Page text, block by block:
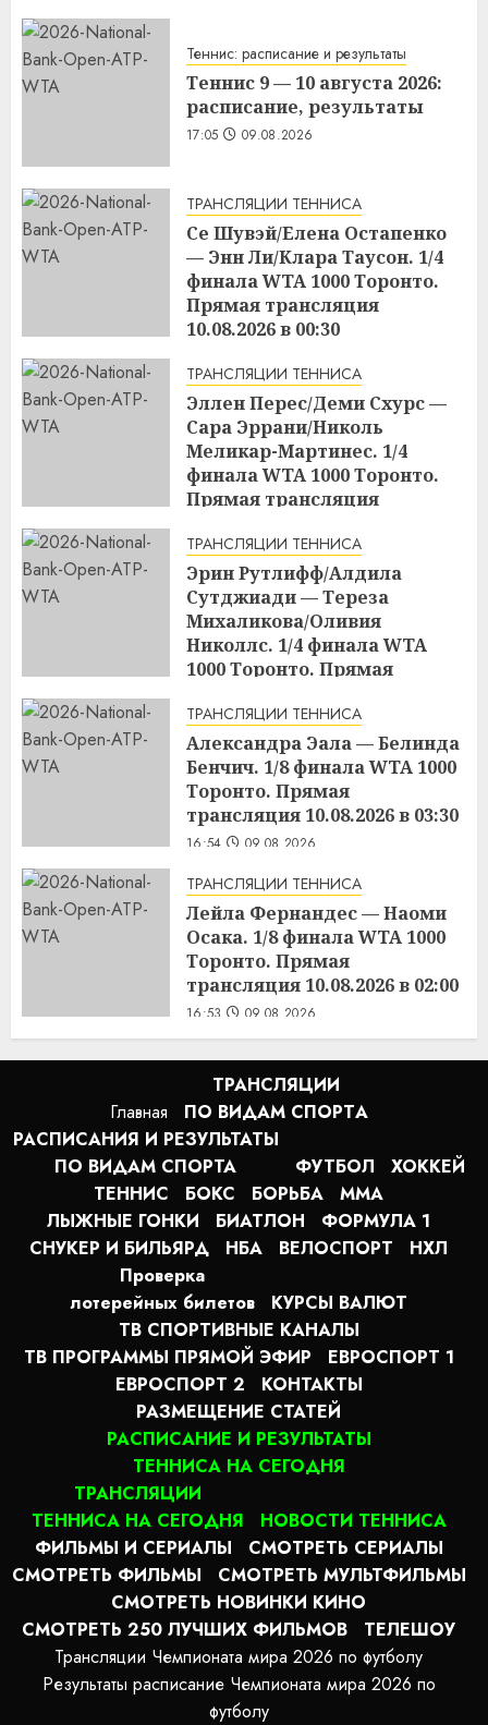
Теннис: расписание и результаты
Теннис 9 — 10 августа 2026:
расписание, результаты
17:05 09.08.2026
ТРАНСЛЯЦИИ ТЕННИСА
Се Шувэй/Елена Остапенко
— Энн Ли/Клара Таусон. 1/4
финала WTA 1000 Торонто.
Прямая трансляция
10.08.2026 в 00:30
ТРАНСЛЯЦИИ ТЕННИСА
Эллен Перес/Деми Схурс —
Сара Эррани/Николь
Меликар-Мартинес. 1/4
финала WTA 1000 Торонто.
Прямая трансляция
17:03 09.08.2026
ТРАНСЛЯЦИИ ТЕННИСА
Эрин Рутлифф/Алдила
Сутджиади — Тереза
Михаликова/Оливия
Николлс. 1/4 финала WTA
1000 Торонто. Прямая
17:01 09.08.2026
ТРАНСЛЯЦИИ ТЕННИСА
Александра Эала — Белинда
Бенчич. 1/8 финала WTA 1000
Торонто. Прямая
трансляция 10.08.2026 в 03:30
16:54 09.08.2026
ТРАНСЛЯЦИИ ТЕННИСА
Лейла Фернандес — Наоми
Осака. 1/8 финала WTA 1000
Торонто. Прямая
трансляция 10.08.2026 в 02:00
16:53 09.08.2026
Главная
ТРАНСЛЯЦИИ
ПО ВИДАМ СПОРТA
РАСПИСАНИЯ И РЕЗУЛЬТАТЫ
ПО ВИДАМ СПОРТА
ФУТБОЛ
ХОККЕЙ
ТЕННИС
БОКС БОРЬБА
MMA
ЛЫЖНЫЕ ГОНКИ
БИАТЛОН
ФОРМУЛА 1
СНУКЕР И БИЛЬЯРД
НБА ВЕЛОСПОРТ
НХЛ
Проверка
лотерейных билетов
КУРСЫ ВАЛЮТ
ТВ СПОРТИВНЫЕ КАНАЛЫ
ТВ ПРОГРАММЫ ПРЯМОЙ ЭФИР
ЕВРОСПОРТ 1
ЕВРОСПОРТ 2
КОНТАКТЫ
РАЗМЕЩЕНИЕ СТАТЕЙ
РАСПИСАНИЕ И РЕЗУЛЬТАТЫ
ТЕННИСА НА СЕГОДНЯ
ТРАНСЛЯЦИИ
ТЕННИСА НА СЕГОДНЯ
НОВОСТИ ТЕННИСА
ФИЛЬМЫ И СЕРИАЛЫ
СМОТРЕТЬ СЕРИАЛЫ
СМОТРЕТЬ ФИЛЬМЫ
СМОТРЕТЬ МУЛЬТФИЛЬМЫ
СМОТРЕТЬ НОВИНКИ КИНО
СМОТРЕТЬ 250 ЛУЧШИХ ФИЛЬМОВ
ТЕЛЕШОУ
Трансляции Чемпионата мира 2026 по футболу
Результаты расписание Чемпионата мира 2026 по
футболу